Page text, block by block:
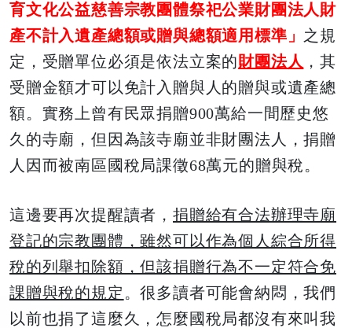
育文化公益慈善宗教團體祭祀公業財團法人財
產不計入遺產總額或贈與總額適用標準 」 之規
定，受贈單位必須是依法立案的財團法人 ，其
受贈金額才可以免計入贈與人的贈與或遺產總
額。實務上曾有民眾捐贈900萬給一間歷史悠
久的寺廟，但因為該寺廟並非財團法人，捐贈
人因而被南區國稅局課徵68萬元的贈與稅。
這邊要再次提醒讀者，捐贈給有合法辦理寺廟
登記的宗教團體，雖然可以作為個人綜合所得
稅的列舉扣除額，但該捐贈行為不一定符合免
課贈與稅的規定 。很多讀者可能會納悶，我們
以前也捐了這麼久，怎麼國稅局都沒有來叫我